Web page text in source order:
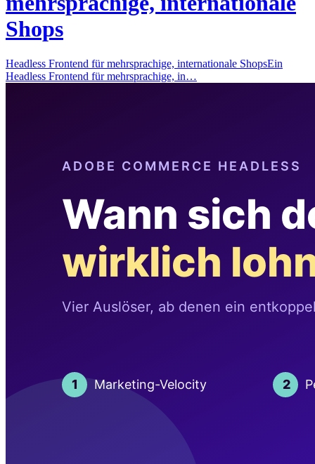
Shops
Headless Frontend für mehrsprachige, internationale ShopsEin
Headless Frontend für mehrsprachige, in…